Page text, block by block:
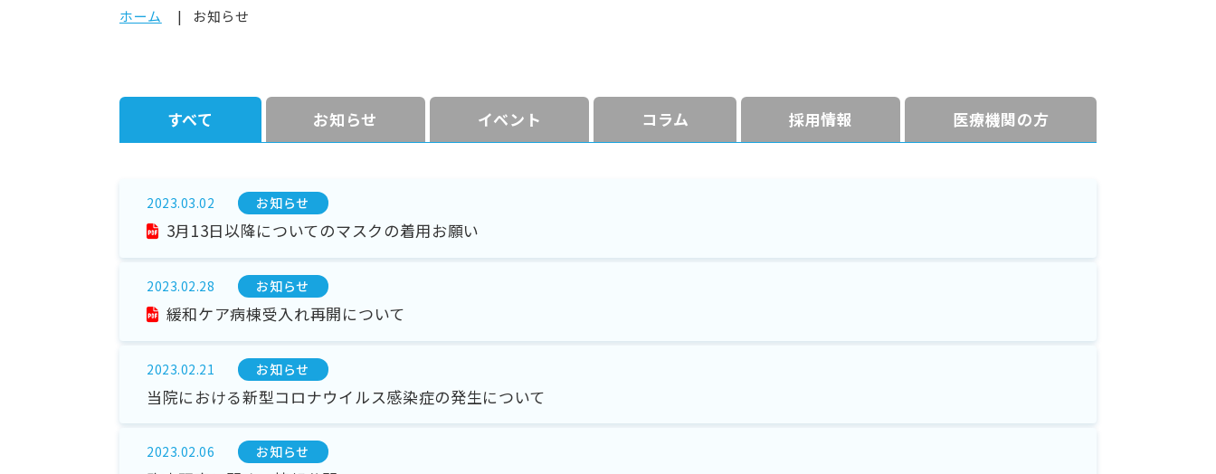
ホーム お知らせ
すべて お知らせ イベント コラム 採⽤情報 医療機関の方
2023.03.02 お知らせ
3月13日以降についてのマスクの着用お願い
2023.02.28 お知らせ
緩和ケア病棟受入れ再開について
2023.02.21 お知らせ
当院における新型コロナウイルス感染症の発生について
2023.02.06 お知らせ